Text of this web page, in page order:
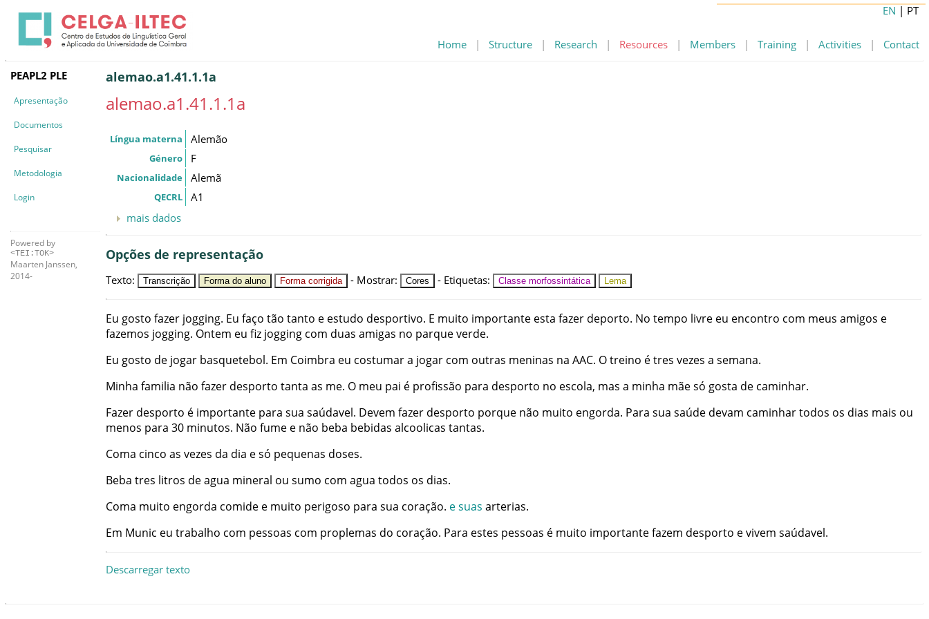
Home | Structure | Research | Resources | Members | Training | Activities | Contact
EN | PT
PEAPL2 PLE
Apresentação
Documentos
Pesquisar
Metodologia
Login
Powered by
<TEI:TOK>
Maarten Janssen,
2014-
alemao.a1.41.1.1a
alemao.a1.41.1.1a
Língua materna Alemão
Género F
Nacionalidade Alemã
QECRL
A1
mais dados
Opções de representação
Texto: Transcrição Forma do aluno Forma corrigida - Mostrar: Cores - Etiquetas: Classe morfossintática Lema
Eu gosto fazer jogging. Eu faço tão tanto e estudo desportivo. E muito importante esta fazer deporto. No tempo livre eu encontro com meus amigos e
fazemos jogging. Ontem eu fiz jogging com duas amigas no parqueverde.
Eu gosto de jogar basquetebol. Em Coimbra eu costumara jogar com outras meninas na AAC. Otreino étres vezes a semana.
Minha familia não fazer desporto tanta as me. O meu pai é profissão para desporto no escola, mas a minha mãesó gosta de caminhar.
Fazer desporto é importante para sua saúdavel. Devem fazer desporto porque não muito engorda. Para sua saúde devam caminhartodos os dias mais ou
menos para 30 minutos. Não fume e não beba bebidas alcoolicas tantas.
Coma cinco as vezes da dia esó pequenas doses.
Beba tres litros deagua mineral ou sumo com agua todos os dias.
Coma muito engorda comide e muito perigoso para sua coração. esuas arterias.
Em Munic eu trabalho com pessoas com proplemas do coração. Para estes pessoas é muito importantefazem desporto evivem saúdavel.
Descarregar texto